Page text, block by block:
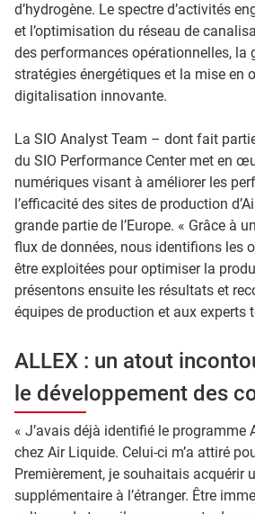
d’hydrogène. Le spectre d’activités
et l’optimisation du réseau de
des performances opérationnelles, la
stratégies énergétiques et la mise en
digitalisation innovante.
La SIO Analyst Team – dont fait
du SIO Performance Center met en
numériques visant à améliorer les
l’efficacité des sites de production
grande partie de l’Europe. « Grâce à
flux de données, nous identifions les
être exploitées pour optimiser la
présentons ensuite les résultats et
équipes de production et aux experts
ALLEX : un atout
le développement des
« J’avais déjà identifié le programme
chez Air Liquide. Celui-ci m’a attiré
Premièrement, je souhaitais acquérir
supplémentaire à l’étranger. Être